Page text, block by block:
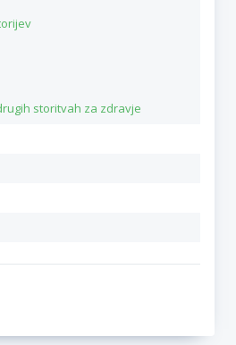
storitvah za zdravje